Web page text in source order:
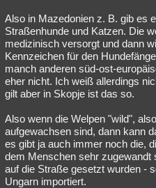
Also in Mazedonien z. B. gib es
Straßenhunde und Katzen. Die
medizinisch versorgt und dann
Kennzeichen für den
manch anderen süd-ost-
eher nicht. Ich weiß allerdings
gilt aber in Skopje ist das so.
Also wenn die Welpen "wild",
aufgewachsen sind, dann kann
es gibt ja auch immer noch die,
dem Menschen sehr zugewandt
auf die Straße gesetzt wurden -
Ungarn importiert.